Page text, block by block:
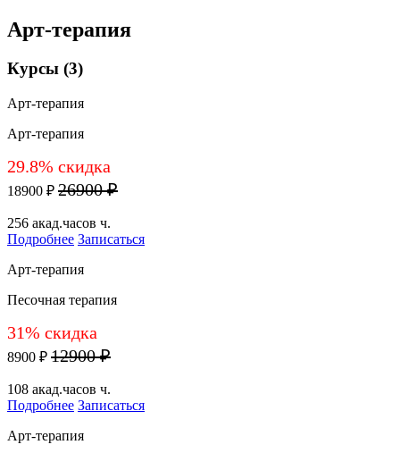
Арт-терапия
Курсы (3)
Арт-терапия
Арт-терапия
29.8% скидка
18900 ₽ 26900 ₽
256 акад.часов ч.
Подробнее Записаться
Арт-терапия
Песочная терапия
31% скидка
8900 ₽ 12900 ₽
108 акад.часов ч.
Подробнее Записаться
Арт-терапия